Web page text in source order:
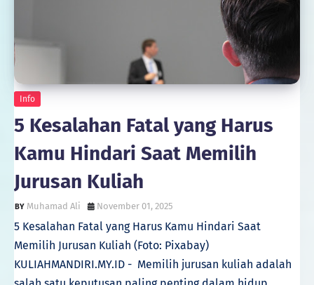
Info
5 Kesalahan Fatal yang Harus
Kamu Hindari Saat Memilih
Jurusan Kuliah
Muhamad Ali November 01, 2025
5 Kesalahan Fatal yang Harus Kamu Hindari Saat
Memilih Jurusan Kuliah (Foto: Pixabay)
KULIAHMANDIRI.MY.ID - Memilih jurusan kuliah adalah